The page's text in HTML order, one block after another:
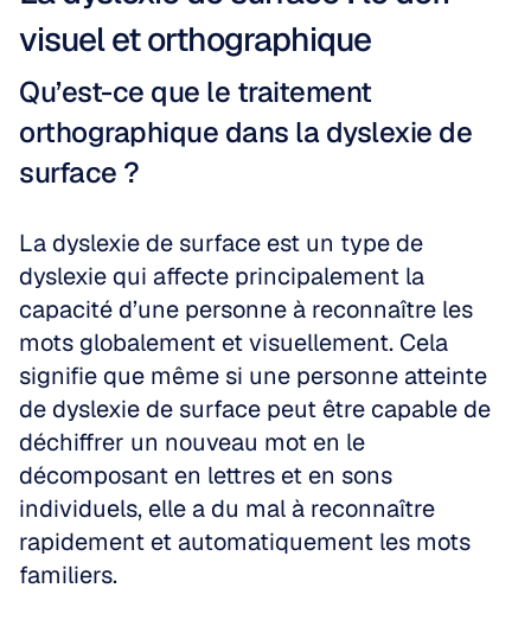
visuel et orthographique
Qu’est-ce que le traitement
orthographique dans la dyslexie de
surface ?
La dyslexie de surface est un type de
dyslexie qui affecte principalement la
capacité d’une personne à reconnaître les
mots globalement et visuellement. Cela
signifie que même si une personne atteinte
de dyslexie de surface peut être capable de
déchiffrer un nouveau mot en le
décomposant en lettres et en sons
individuels, elle a du mal à reconnaître
rapidement et automatiquement les mots
familiers.